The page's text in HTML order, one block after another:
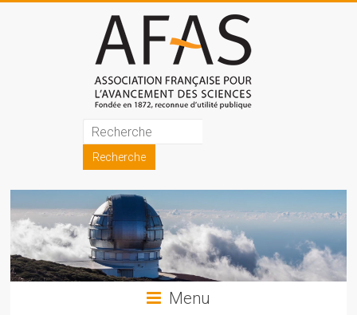
Association
française
pour
l'avancement
des
sciences
Menu